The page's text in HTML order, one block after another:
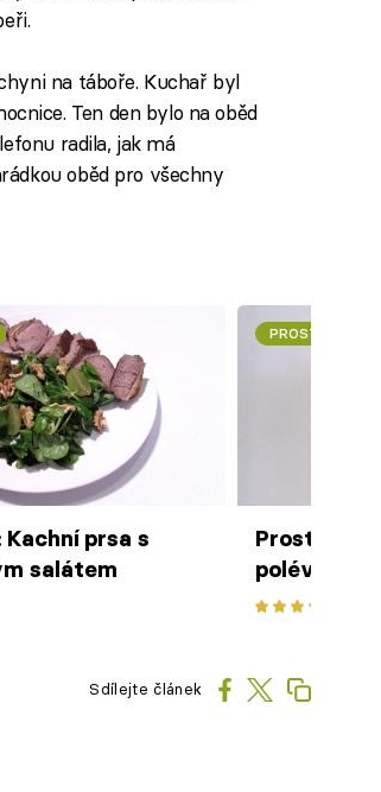
na táboře. Kuchař byl
Ten den bylo na oběd
radila, jak má
oběd pro všechny
prsa s
salátem
PROSTŘENO!
Prostřeno:
polévka se
Sdílejte článek